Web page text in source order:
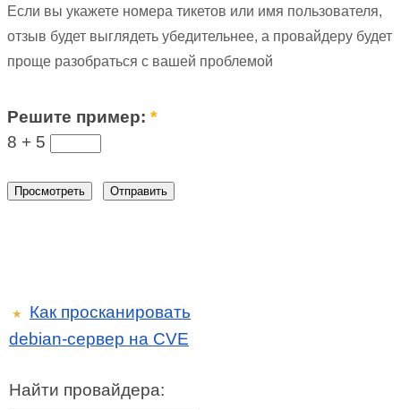
Если вы укажете номера тикетов или имя пользователя,
отзыв будет выглядеть убедительнее, а провайдеру будет
проще разобраться с вашей проблемой
Решите пример:*
8 + 5
★
Как просканировать
debian-сервер на CVE
Найти провайдера: